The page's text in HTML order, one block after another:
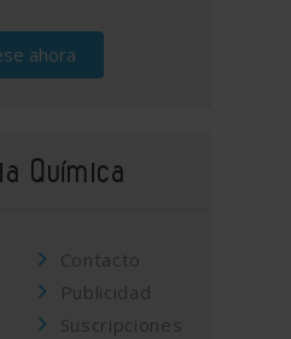
ahora
Química
Contacto
Publicidad
Suscripciones